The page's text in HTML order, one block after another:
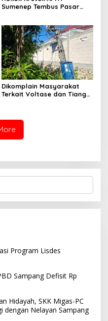
Sumenep Tembus Pasar
Dikomplain Masyarakat
Terkait Voltase dan Tiang
Program Lisdes
Sampang Defisit Rp
Hidayah, SKK Migas-PC
dengan Nelayan Sampang